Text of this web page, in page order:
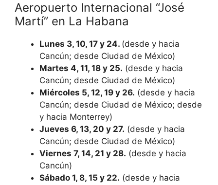
Aeropuerto Internacional “José
Martí” en La Habana
Lunes 3, 10, 17 y 24. (desde y hacia
Cancún; desde Ciudad de México)
Martes 4, 11, 18 y 25. (desde y hacia
Cancún; desde Ciudad de México)
Miércoles 5, 12, 19 y 26. (desde y hacia
Cancún; desde Ciudad de México; desde
y hacia Monterrey)
Jueves 6, 13, 20 y 27. (desde y hacia
Cancún; desde Ciudad de México)
Viernes 7, 14, 21 y 28. (desde y hacia
Cancún)
Sábado 1, 8, 15 y 22. (desde y hacia